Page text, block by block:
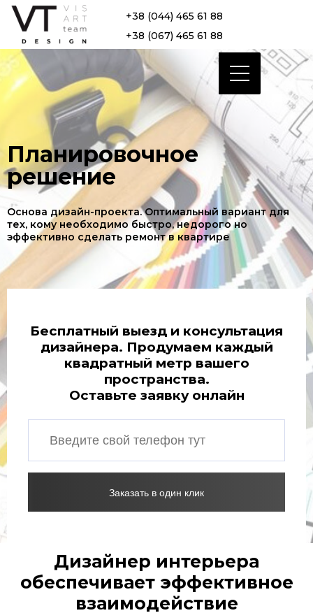
+38 (044) 465 61 88
+38 (067) 465 61 88
Планировочное
решение
Основа дизайн-проекта. Оптимальный вариант для
тех, кому необходимо быстро, недорого но
эффективно сделать ремонт в квартире
Бесплатный выезд и консультация
дизайнера. Продумаем каждый
квадратный метр вашего
пространства.
Оставьте заявку онлайн
Заказать в один клик
Дизайнер интерьера
обеспечивает эффективное
взаимодействие